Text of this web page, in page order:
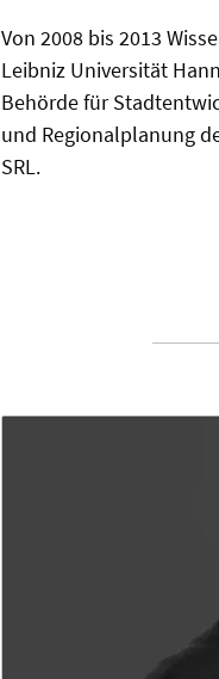
Von 2008 bis 2013
Leibniz Universität
Behörde für
und Regionalplanung
SRL.